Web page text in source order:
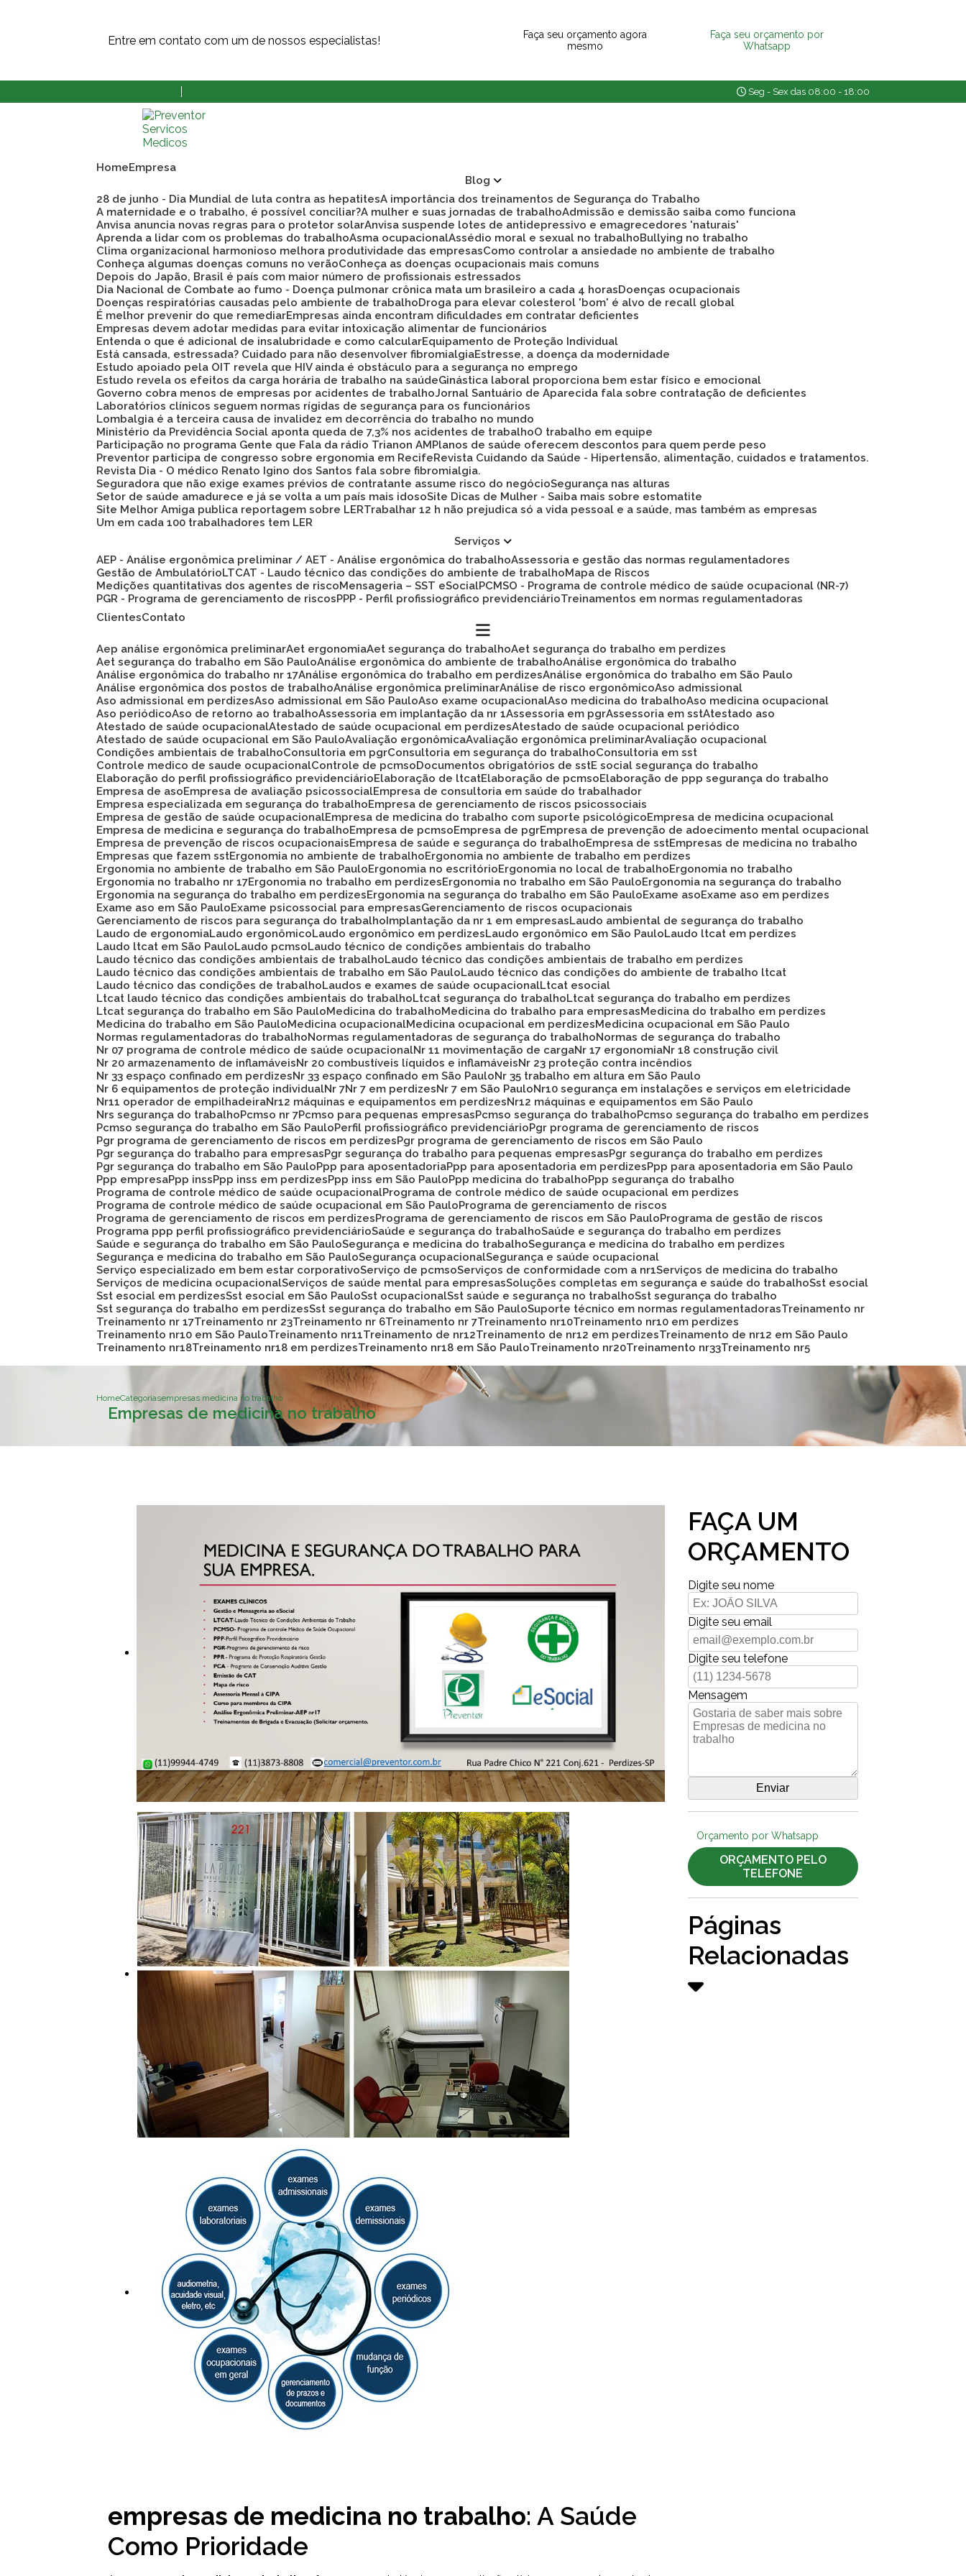
Entre em contato com um de nossos especialistas!
Faça seu orçamento agora
mesmo
Faça seu orçamento por
Whatsapp
Seg - Sex das 08:00 - 18:00
Home
Empresa
Blog
28 de junho - Dia Mundial de luta contra as hepatites
A importância dos treinamentos de Segurança do Trabalho
A maternidade e o trabalho, é possível conciliar?
A mulher e suas jornadas de trabalho Admissão e demissão saiba como funciona
Anvisa anuncia novas regras para o protetor solar Anvisa suspende lotes de antidepressivo e emagrecedores 'naturais'
Aprenda a lidar com os problemas do trabalho Asma ocupacional Assédio moral e sexual no trabalho
Bullying no trabalho
Clima organizacional harmonioso melhora produtividade das empresas
Como controlar a ansiedade no ambiente de trabalho
Conheça algumas doenças comuns no verão
Conheça as doenças ocupacionais mais comuns
Depois do Japão, Brasil é país com maior número de profissionais estressados
Dia Nacional de Combate ao fumo - Doença pulmonar crônica mata um brasileiro a cada 4 horas
Doenças ocupacionais
Doenças respiratórias causadas pelo ambiente de trabalho
Droga para elevar colesterol 'bom' é alvo de recall global
É melhor prevenir do que remediar Empresas ainda encontram dificuldades em contratar deficientes
Empresas devem adotar medidas para evitar intoxicação alimentar de funcionários
Entenda o que é adicional de insalubridade e como calcular Equipamento de Proteção Individual
Está cansada, estressada? Cuidado para não desenvolver fibromialgia Estresse, a doença da modernidade
Estudo apoiado pela OIT revela que HIV ainda é obstáculo para a segurança no emprego
Estudo revela os efeitos da carga horária de trabalho na saúde
Ginástica laboral proporciona bem estar físico e emocional
Governo cobra menos de empresas por acidentes de trabalho Jornal Santuário de Aparecida fala sobre contratação de deficientes
Laboratórios clínicos seguem normas rígidas de segurança para os funcionários
Lombalgia é a terceira causa de invalidez em decorrência do trabalho no mundo
Ministério da Previdência Social aponta queda de 7,3% nos acidentes de trabalho
O trabalho em equipe
Participação no programa Gente que Fala da rádio Trianon AM
Planos de saúde oferecem descontos para quem perde peso
Preventor participa de congresso sobre ergonomia em Recife
Revista Cuidando da Saúde - Hipertensão, alimentação, cuidados e tratamentos.
Revista Dia - O médico Renato Igino dos Santos fala sobre fibromialgia.
Seguradora que não exige exames prévios de contratante assume risco do negócio Segurança nas alturas
Setor de saúde amadurece e já se volta a um país mais idoso Site Dicas de Mulher - Saiba mais sobre estomatite
Site Melhor Amiga publica reportagem sobre LER
Trabalhar 12 h não prejudica só a vida pessoal e a saúde, mas também as empresas
Um em cada 100 trabalhadores tem LER
Serviços
AEP - Análise ergonômica preliminar / AET - Análise ergonômica do trabalho Assessoria e gestão das normas regulamentadores
Gestão de Ambulatório LTCAT - Laudo técnico das condições do ambiente de trabalho
Mapa de Riscos
Medições quantitativas dos agentes de risco
Mensageria – SST eSocial PCMSO - Programa de controle médico de saúde ocupacional (NR-7)
PGR - Programa de gerenciamento de riscos
PPP - Perfil profissiográfico previdenciário
Treinamentos em normas regulamentadoras
Clientes
Contato
Aep análise ergonômica preliminar Aet ergonomia Aet segurança do trabalho Aet segurança do trabalho em perdizes
Aet segurança do trabalho em São Paulo Análise ergonômica do ambiente de trabalho Análise ergonômica do trabalho
Análise ergonômica do trabalho nr 17 Análise ergonômica do trabalho em perdizes Análise ergonômica do trabalho em São Paulo
Análise ergonômica dos postos de trabalho Análise ergonômica preliminar Análise de risco ergonômico Aso admissional
Aso admissional em perdizes Aso admissional em São Paulo Aso exame ocupacional Aso medicina do trabalho Aso medicina ocupacional
Aso periódico Aso de retorno ao trabalho Assessoria em implantação da nr 1 Assessoria em pgr Assessoria em sst Atestado aso
Atestado de saúde ocupacional Atestado de saúde ocupacional em perdizes Atestado de saúde ocupacional periódico
Atestado de saúde ocupacional em São Paulo Avaliação ergonômica Avaliação ergonômica preliminar Avaliação ocupacional
Condições ambientais de trabalho
Consultoria em pgr Consultoria em segurança do trabalho
Consultoria em sst
Controle medico de saude ocupacional
Controle de pcmso Documentos obrigatórios de sst
E social segurança do trabalho
Elaboração do perfil profissiográfico previdenciário
Elaboração de ltcat Elaboração de pcmso
Elaboração de ppp segurança do trabalho
Empresa de aso
Empresa de avaliação psicossocial Empresa de consultoria em saúde do trabalhador
Empresa especializada em segurança do trabalho
Empresa de gerenciamento de riscos psicossociais
Empresa de gestão de saúde ocupacional Empresa de medicina do trabalho com suporte psicológico
Empresa de medicina ocupacional
Empresa de medicina e segurança do trabalho
Empresa de pcmso Empresa de pgr Empresa de prevenção de adoecimento mental ocupacional
Empresa de prevenção de riscos ocupacionais
Empresa de saúde e segurança do trabalho Empresa de sst Empresas de medicina no trabalho
Empresas que fazem sst Ergonomia no ambiente de trabalho
Ergonomia no ambiente de trabalho em perdizes
Ergonomia no ambiente de trabalho em São Paulo
Ergonomia no escritório Ergonomia no local de trabalho
Ergonomia no trabalho
Ergonomia no trabalho nr 17 Ergonomia no trabalho em perdizes Ergonomia no trabalho em São Paulo
Ergonomia na segurança do trabalho
Ergonomia na segurança do trabalho em perdizes
Ergonomia na segurança do trabalho em São Paulo Exame aso Exame aso em perdizes
Exame aso em São Paulo Exame psicossocial para empresas
Gerenciamento de riscos ocupacionais
Gerenciamento de riscos para segurança do trabalho Implantação da nr 1 em empresas
Laudo ambiental de segurança do trabalho
Laudo de ergonomia Laudo ergonômico Laudo ergonômico em perdizes Laudo ergonômico em São Paulo
Laudo ltcat em perdizes
Laudo ltcat em São Paulo
Laudo pcmso
Laudo técnico de condições ambientais do trabalho
Laudo técnico das condições ambientais de trabalho
Laudo técnico das condições ambientais de trabalho em perdizes
Laudo técnico das condições ambientais de trabalho em São Paulo
Laudo técnico das condições do ambiente de trabalho ltcat
Laudo técnico das condições de trabalho
Laudos e exames de saúde ocupacional Ltcat esocial
Ltcat laudo técnico das condições ambientais do trabalho
Ltcat segurança do trabalho
Ltcat segurança do trabalho em perdizes
Ltcat segurança do trabalho em São Paulo
Medicina do trabalho Medicina do trabalho para empresas
Medicina do trabalho em perdizes
Medicina do trabalho em São Paulo
Medicina ocupacional Medicina ocupacional em perdizes
Medicina ocupacional em São Paulo
Normas regulamentadoras do trabalho
Normas regulamentadoras de segurança do trabalho
Normas de segurança do trabalho
Nr 07 programa de controle médico de saúde ocupacional
Nr 11 movimentação de carga Nr 17 ergonomia
Nr 18 construção civil
Nr 20 armazenamento de inflamáveis
Nr 20 combustíveis líquidos e inflamáveis
Nr 23 proteção contra incêndios
Nr 33 espaço confinado em perdizes
Nr 33 espaço confinado em São Paulo
Nr 35 trabalho em altura em São Paulo
Nr 6 equipamentos de proteção individual
Nr 7 Nr 7 em perdizes Nr 7 em São Paulo
Nr10 segurança em instalações e serviços em eletricidade
Nr11 operador de empilhadeira
Nr12 máquinas e equipamentos em perdizes
Nr12 máquinas e equipamentos em São Paulo
Nrs segurança do trabalho
Pcmso nr 7 Pcmso para pequenas empresas Pcmso segurança do trabalho
Pcmso segurança do trabalho em perdizes
Pcmso segurança do trabalho em São Paulo
Perfil profissiográfico previdenciário
Pgr programa de gerenciamento de riscos
Pgr programa de gerenciamento de riscos em perdizes
Pgr programa de gerenciamento de riscos em São Paulo
Pgr segurança do trabalho para empresas
Pgr segurança do trabalho para pequenas empresas
Pgr segurança do trabalho em perdizes
Pgr segurança do trabalho em São Paulo
Ppp para aposentadoria Ppp para aposentadoria em perdizes
Ppp para aposentadoria em São Paulo
Ppp empresa Ppp inss Ppp inss em perdizes Ppp inss em São Paulo Ppp medicina do trabalho
Ppp segurança do trabalho
Programa de controle médico de saúde ocupacional Programa de controle médico de saúde ocupacional em perdizes
Programa de controle médico de saúde ocupacional em São Paulo
Programa de gerenciamento de riscos
Programa de gerenciamento de riscos em perdizes
Programa de gerenciamento de riscos em São Paulo
Programa de gestão de riscos
Programa ppp perfil profissiográfico previdenciário Saúde e segurança do trabalho Saúde e segurança do trabalho em perdizes
Saúde e segurança do trabalho em São Paulo Segurança e medicina do trabalho Segurança e medicina do trabalho em perdizes
Segurança e medicina do trabalho em São Paulo Segurança ocupacional Segurança e saúde ocupacional
Serviço especializado em bem estar corporativo Serviço de pcmso Serviços de conformidade com a nr1 Serviços de medicina do trabalho
Serviços de medicina ocupacional Serviços de saúde mental para empresas Soluções completas em segurança e saúde do trabalho Sst esocial
Sst esocial em perdizes Sst esocial em São Paulo Sst ocupacional Sst saúde e segurança no trabalho Sst segurança do trabalho
Sst segurança do trabalho em perdizes Sst segurança do trabalho em São Paulo Suporte técnico em normas regulamentadoras
Treinamento nr
Treinamento nr 17
Treinamento nr 23 Treinamento nr 6 Treinamento nr 7 Treinamento nr10
Treinamento nr10 em perdizes
Treinamento nr10 em São Paulo
Treinamento nr11 Treinamento de nr12 Treinamento de nr12 em perdizes
Treinamento de nr12 em São Paulo
Treinamento nr18
Treinamento nr18 em perdizes Treinamento nr18 em São Paulo Treinamento nr20 Treinamento nr33 Treinamento nr5
HomeCategoriasempresas medicina no trabalho
Empresas de medicina no trabalho
empresas de medicina no trabalho: A Saúde
Como Prioridade
FAÇA UM
ORÇAMENTO
Digite seu nome
Digite seu email
Digite seu telefone
Mensagem
Orçamento por Whatsapp
ORÇAMENTO PELO
TELEFONE
Páginas
Relacionadas